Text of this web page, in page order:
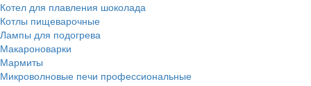
Котел для плавления шоколада
Котлы пищеварочные
Лампы для подогрева
Макароноварки
Мармиты
Микроволновые печи профессиональные